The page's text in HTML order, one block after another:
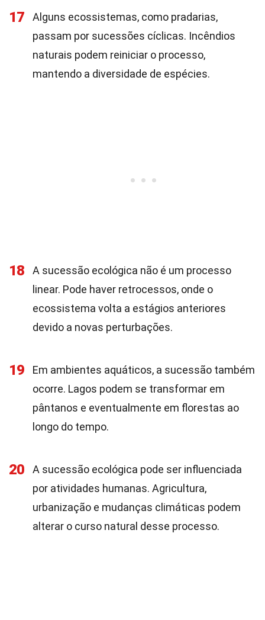
17
Alguns ecossistemas, como pradarias,
passam por sucessões cíclicas. Incêndios
naturais podem reiniciar o processo,
mantendo a diversidade de espécies.
18
A sucessão ecológica não é um processo
linear. Pode haver retrocessos, onde o
ecossistema volta a estágios anteriores
devido a novas perturbações.
19
Em ambientes aquáticos, a sucessão também
ocorre. Lagos podem se transformar em
pântanos e eventualmente em florestas ao
longo do tempo.
20
A sucessão ecológica pode ser influenciada
por atividades humanas. Agricultura,
urbanização e mudanças climáticas podem
alterar o curso natural desse processo.